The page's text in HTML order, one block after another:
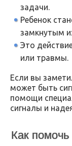
задачи.
Ребенок
замкнутым
Это
или травмы.
Если вы
может быть
помощи
сигналы и
Как помочь